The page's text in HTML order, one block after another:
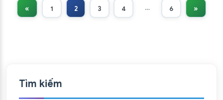
Trong bài viết này, Phần […]
« 1 2 3 4 … 6 »
Tìm kiếm